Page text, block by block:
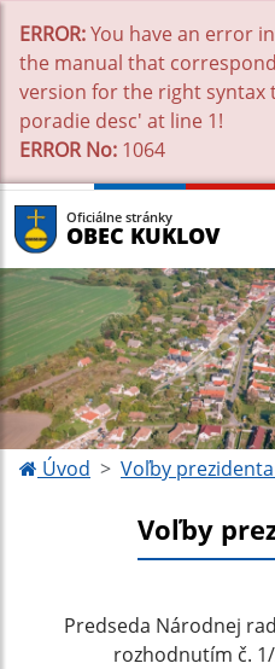
ERROR:You have an error
the manual that
version for the right syntax
poradie desc' at line 1!
ERROR No: 1064
Oficiálne stránky
OBEC KUKLOV
Úvod Voľby prezidenta
Voľby
Predseda Národnej
rozhodnutím č.